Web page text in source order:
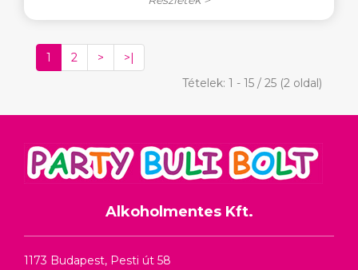
1 2 >
>|
Tételek: 1 - 15 / 25 (2 oldal)
Alkoholmentes Kft.
1173 Budapest, Pesti út 58